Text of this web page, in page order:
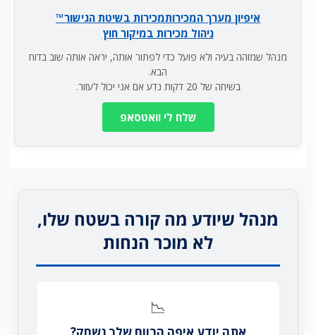
איפיון מערך המכירותמכירות בשיטת הגישור™
ניהול מכירות במיקור חוץ
מנהל שמזהה בעיה ולא פועל כדי לפתור אותה, יראה אותה שוב בדוח
הבא.
בשיחה של 20 דקות נדע אם אני יכול לעזור.
שלח לי וואטסאפ
מנהל שיודע מה קורה בשטח שלו,
לא מוכר הנחות
📉